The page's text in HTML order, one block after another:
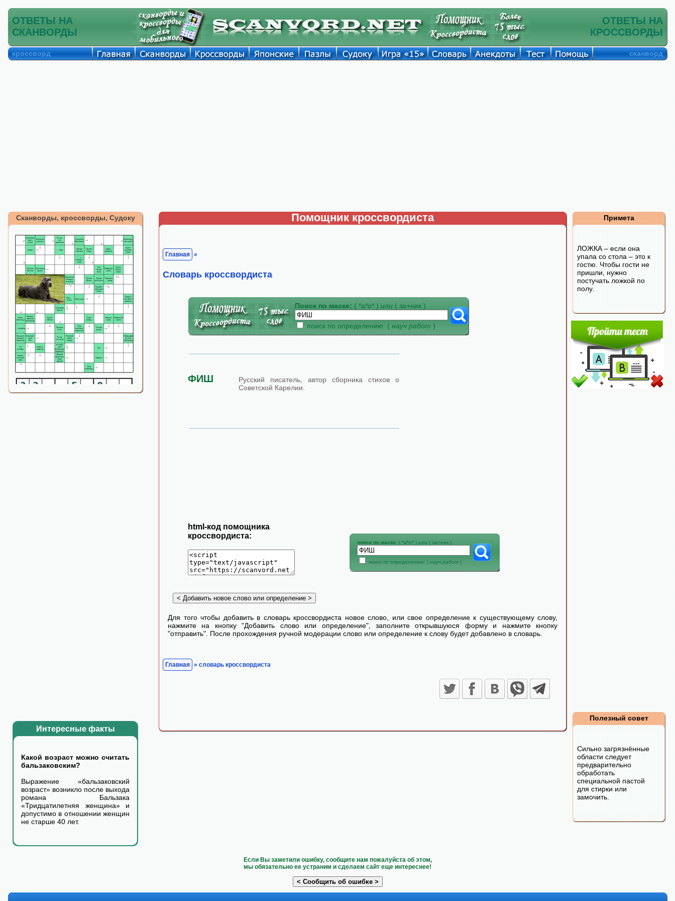
ОТВЕТЫ НА
СКАНВОРДЫ
ОТВЕТЫ НА
КРОССВОРДЫ
кроссворд сканворд
Сканворды, кроссворды, Судоку
Интересные факты
Какой возраст можно считать
бальзаковским?
Выражение «бальзаковский
возраст» возникло после выхода
романа Бальзака
«Тридцатилетняя женщина» и
допустимо в отношении женщин
не старше 40 лет.
Помощник кроссвордиста
Главная »
Cловарь кроссвордиста
Поиск по маске: ( *а*о* ) или ( за+ник )
поиск по определению: ( науч работ )
ФИШ
Русский писатель, автор сборника стихов о
Советской Карелии.
html-код помощника
кроссвордиста:
поиск по маске: ( *а*о* ) или ( за+ник )
поиск по определению: ( науч работ )
Для того чтобы добавить в словарь кроссвордиста новое слово, или свое определение к существующему слову,
нажмите на кнопку "Добавить слово или определение", заполните открывшуюся форму и нажмите кнопку
"отправить". После прохождения ручной модерации слово или определение к слову будет добавлено в словарь.
Главная » словарь кроссвордиста
Примета
ЛОЖКА – если она
упала со стола – это к
гостю. Чтобы гости не
пришли, нужно
постучать ложкой по
полу.
Полезный совет
Сильно загрязнённые
области следует
предварительно
обработать
специальной пастой
для стирки или
замочить.
Если Вы заметили ошибку, сообщите нам пожалуйста об этом,
мы обязательно ее устраним и сделаем сайт еще интереснее!